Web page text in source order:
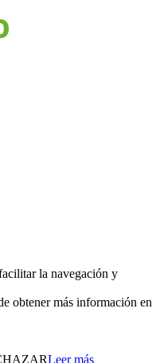
la navegación y
obtener más información en
Leer más